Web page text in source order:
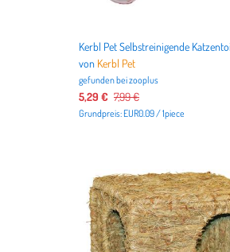
von Kerbl Pet
gefunden beizooplus
5,29 € 7,99 €
Grundpreis: EUR0.09 / 1piece